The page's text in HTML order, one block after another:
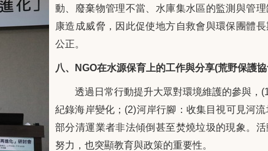
動、廢棄物管理不當、水庫集水區的監測與管
康造成威脅，因此促使地方自救會與環保團體
公正。
八、NGO在水源保育上的工作與分享(荒野保護
透過日常行動提升大眾對環境維護的參與，
紀錄海岸變化；(2)河岸行腳：收集目視可見河
部分清運業者非法傾倒甚至焚燒垃圾的現象。
努力，也突顯教育與政策的重要性。